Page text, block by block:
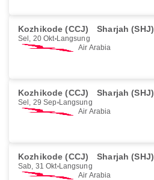
Kozhikode (CCJ) Sharjah (SHJ)
Sel, 20 Okt Langsung
Air Arabia
Kozhikode (CCJ) Sharjah (SHJ)
Sel, 29 Sep Langsung
Air Arabia
Kozhikode (CCJ) Sharjah (SHJ)
Sab, 31 Okt Langsung
Air Arabia